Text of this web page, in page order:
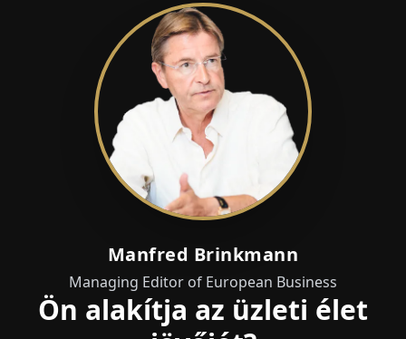
Manfred Brinkmann
Managing Editor of European Business
Ön alakítja az üzleti élet